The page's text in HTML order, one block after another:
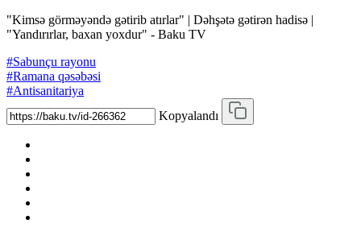
"Kimsə görməyəndə gətirib atırlar" | Dəhşətə gətirən hadisə |
"Yandırırlar, baxan yoxdur" - Baku TV
#Sabunçu rayonu
#Ramana qəsəbəsi
#Antisanitariya
Kopyalandı